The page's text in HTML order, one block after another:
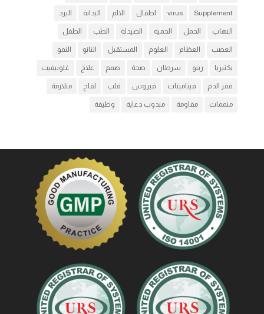
Supplement
virus اطفال الالم البدانة البرد
التهاب الحمل الحمية الصيدلة الطب الطفل
العصب العظام العلوم المستقبل النانو النمو
بكتيريا رينو سرطان صحة صمم علاج غلوبيفيت
فقر الدم فيتامينات فيروس قلب لقاح متلازمة
متممات مقاومة مندوب دعاية وظيفة